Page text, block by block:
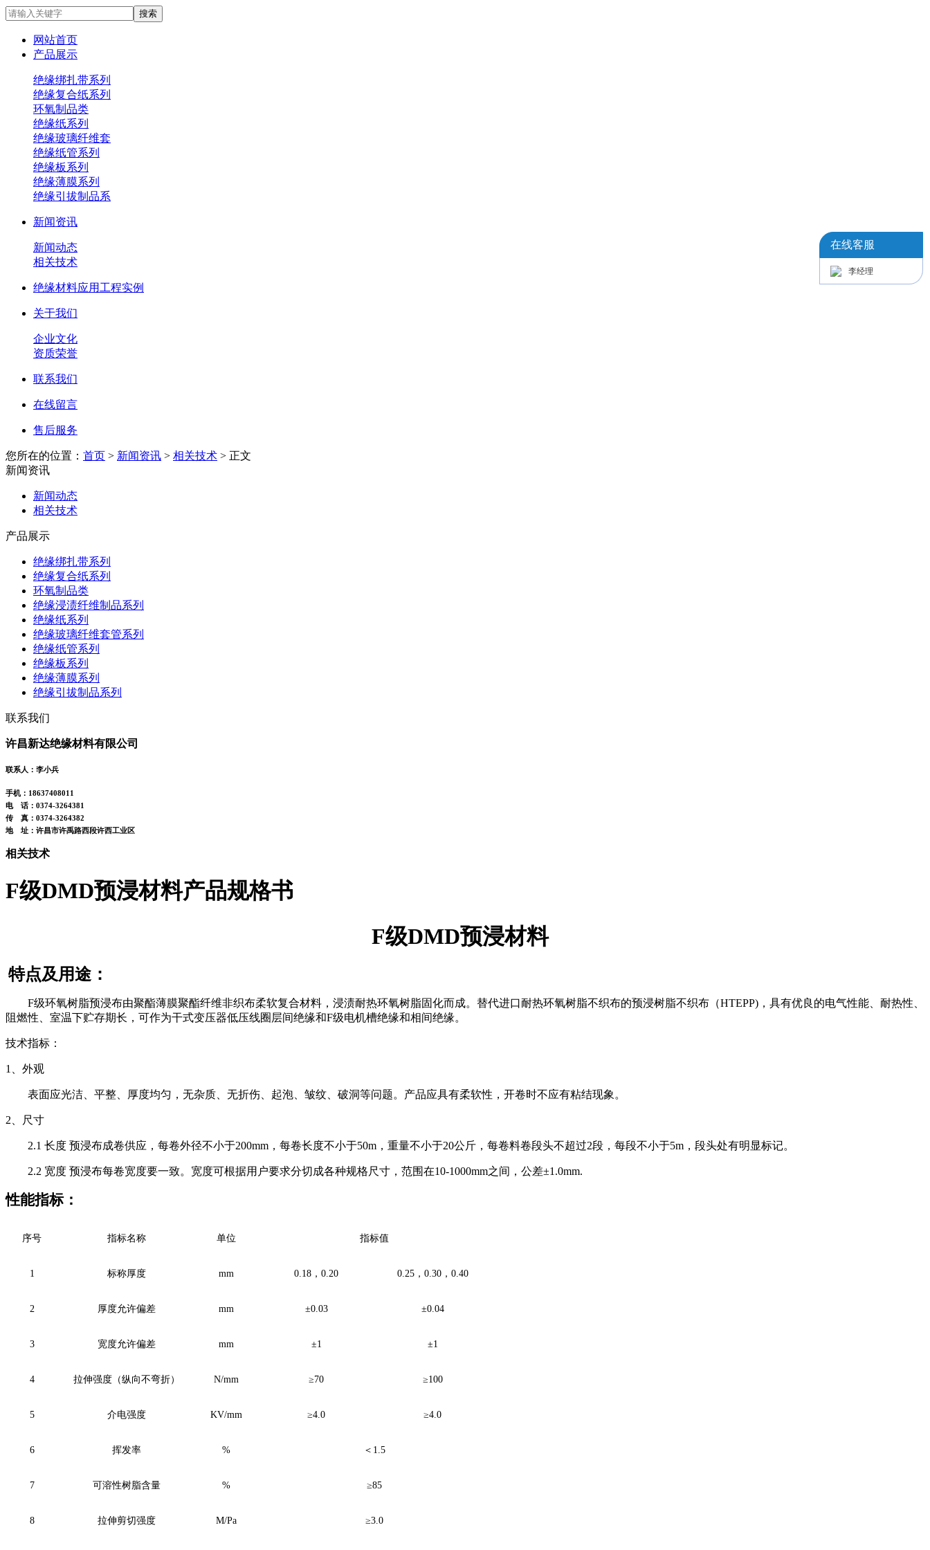
网站首页
产品展示
绝缘绑扎带系列
绝缘复合纸系列
环氧制品类
绝缘纸系列
绝缘玻璃纤维套
绝缘纸管系列
绝缘板系列
绝缘薄膜系列
绝缘引拔制品系
新闻资讯
新闻动态
相关技术
绝缘材料应用工程实例
关于我们
企业文化
资质荣誉
联系我们
在线留言
售后服务
您所在的位置： 首页 > 新闻资讯 > 相关技术 > 正文
新闻资讯
新闻动态
相关技术
产品展示
绝缘绑扎带系列
绝缘复合纸系列
环氧制品类
绝缘浸渍纤维制品系列
绝缘纸系列
绝缘玻璃纤维套管系列
绝缘纸管系列
绝缘板系列
绝缘薄膜系列
绝缘引拔制品系列
联系我们
许昌新达绝缘材料有限公司
联系人：李小兵
手机：18637408011
电 话：0374-3264381
传 真：0374-3264382
地 址：许昌市许禹路西段许西工业区
相关技术
F级DMD预浸材料产品规格书
F级DMD预浸材料
特点及用途：
F级环氧树脂预浸布由聚酯薄膜聚酯纤维非织布柔软复合材料，浸渍耐热环氧树脂固化而成。替代进口耐热环氧树脂不织布的预浸树脂不织布（HTEPP)，具有优良的电气性能、耐热性、
阻燃性、室温下贮存期长，可作为干式变压器低压线圈层间绝缘和F级电机槽绝缘和相间绝缘。
技术指标：
1、外观
表面应光洁、平整、厚度均匀，无杂质、无折伤、起泡、皱纹、破洞等问题。产品应具有柔软性，开卷时不应有粘结现象。
2、尺寸
2.1 长度 预浸布成卷供应，每卷外径不小于200mm，每卷长度不小于50m，重量不小于20公斤，每卷料卷段头不超过2段，每段不小于5m，段头处有明显标记。
2.2 宽度 预浸布每卷宽度要一致。宽度可根据用户要求分切成各种规格尺寸，范围在10-1000mm之间，公差±1.0mm.
性能指标：
序号 指标名称 单位 指标值
1 标称厚度 mm 0.18 ， 0.20 0.25， 0.30， 0.40
2 厚度允许偏差 mm ±0.03 ±0.04
3 宽度允许偏差 mm ±1 ±1
4 拉伸强度（纵向不弯折） N/mm ≥70 ≥100
5 介电强度 KV/mm ≥4.0 ≥4.0
6 挥发率 % ＜ 1.5
7 可溶性树脂含量 % ≥85
8 拉伸剪切强度 M/Pa ≥3.0
在线客服
李经理